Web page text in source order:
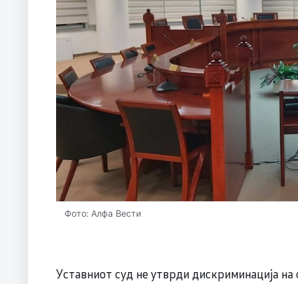
Фото: Алфа Вести
Уставниот суд не утврди дискриминација